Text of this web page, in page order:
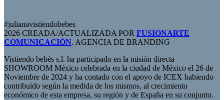
#julianavistiendobebes
2026 CREADA/ACTUALIZADA POR FUSIONARTE
COMUNICACIÓN. AGENCIA DE BRANDING
Vistiendo bebés s.l. ha participado en la misión directa
SHOWROOM México celebrada en la ciudad de México el 26 de
Noviembre de 2024 y ha contado con el apoyo de ICEX habiendo
contribuido según la medida de los mismos, al crecimiento
económico de esta empresa, su región y de España en su conjunto.